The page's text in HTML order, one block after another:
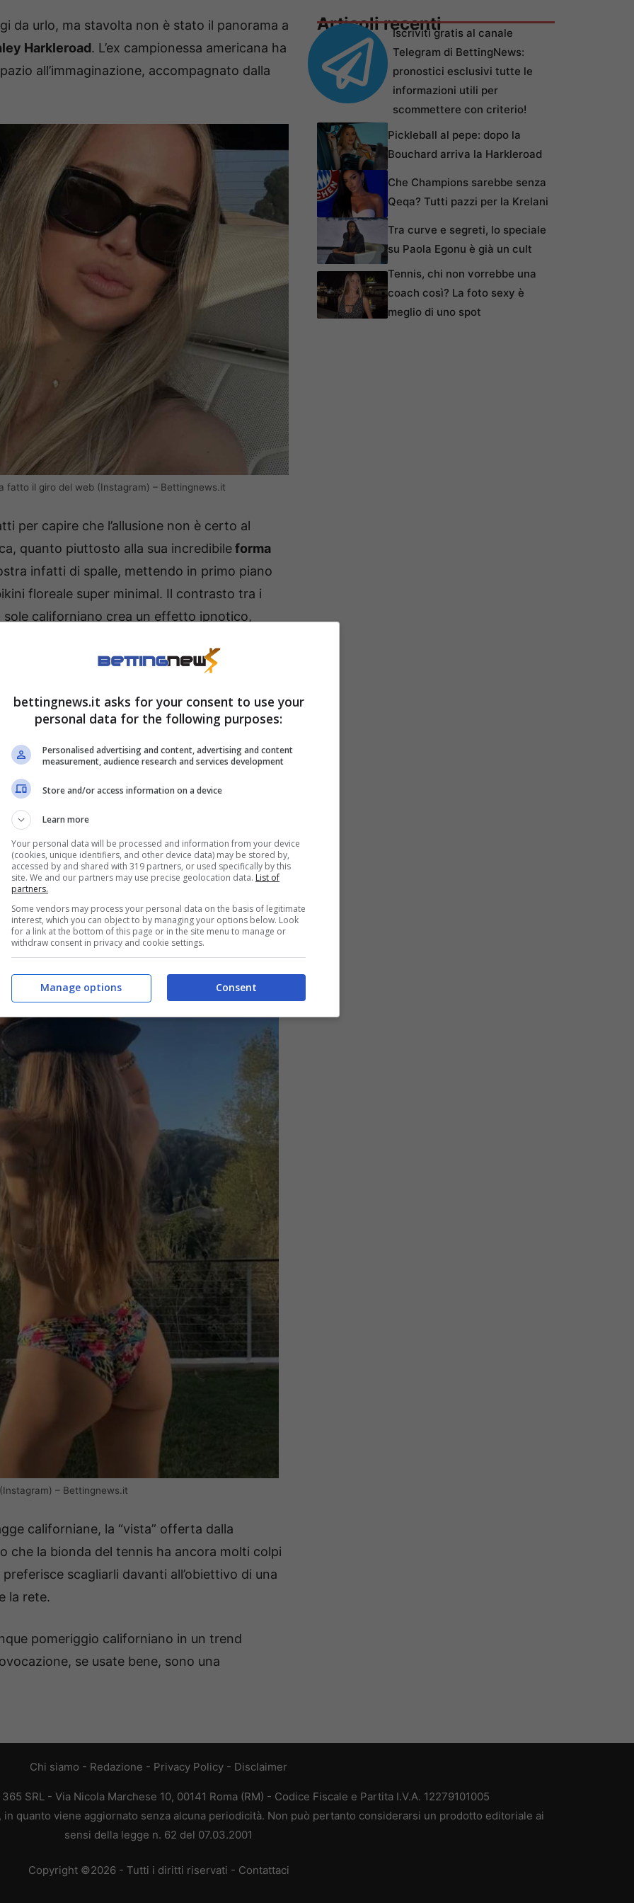
da urlo, ma stavolta non è stato il panorama a
Harkleroad. L’ex campionessa americana ha
all’immaginazione, accompagnato dalla
fatto il giro del web (Instagram) – Bettingnews.it
per capire che l’allusione non è certo al
quanto piuttosto alla sua incredibileforma
infatti di spalle, mettendo in primo piano
floreale super minimal. Il contrasto tra i
californiano crea un effetto ipnotico,
gli anni passati lontano dal circuito
d’élite unito a una sensualità da vera
sembra quasi sfidare la gravità. Non è
via dellaprovocazione– e chi la segue lo sa –
marcia in più. La sicurezza con cui posa e il
del set raccontano di una donna che vive la
dei giudizi.
che non si dimentica
vista l’entità delle foto,
di rendere il weekend dei suoi follower
sia stata compiuta con successo.
– Bettingnews.it
californiane, la “vista” offerta dalla
che la bionda del tennis ha ancora molti colpi
scagliarli davanti all’obiettivo di una
la rete.
pomeriggio californiano in un trend
se usate bene, sono una
Articoli recentiIscriviti gratis al canale
Telegram di BettingNews:
pronostici esclusivi tutte le
informazioni utili per
scommettere con criterio!
Pickleball al pepe: dopo la
Bouchard arriva la Harkleroad
Che Champions sarebbe senza
Qeqa? Tutti pazzi per la Krelani
Tra curve e segreti, lo speciale
su Paola Egonu è già un cult
Tennis, chi non vorrebbe una
coach così? La foto sexy è
meglio di uno spot
Chi siamo - Redazione - Privacy Policy - Disclaimer
SRL - Via Nicola Marchese 10, 00141 Roma (RM) - Codice Fiscale e Partita I.V.A. 12279101005
quanto viene aggiornato senza alcuna periodicità. Non può pertanto considerarsi un prodotto editoriale ai
sensi della legge n. 62 del 07.03.2001
Copyright ©2026 - Tutti i diritti riservati - Contattaci
bettingnews.it asks for your consent to use your
personal data for the following purposes:
Personalised advertising and content, advertising and content
measurement, audience research and services development
Store and/or access information on a device
Learn more
Your personal data will be processed and information from your device
(cookies, unique identifiers, and other device data) may be stored by,
accessed by and shared with 319 partners, or used specifically by this
site. We and our partners may use precise geolocation data. List of
partners.
Some vendors may process your personal data on the basis of legitimate
interest, which you can object to by managing your options below. Look
for a link at the bottom of this page or in the site menu to manage or
withdraw consent in privacy and cookie settings.
Consent
Manage options